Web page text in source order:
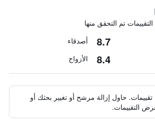
8.7 أصدقاء
8.4 الأزواج
تقييمات. حاول إزالة مرشح أو تغيير بحثك أو
التقييمات.